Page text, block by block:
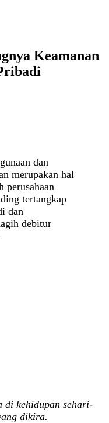
Keamanan
dan
merupakan hal
perusahaan
tertangkap
dan
debitur
di kehidupan sehari-
dikira.